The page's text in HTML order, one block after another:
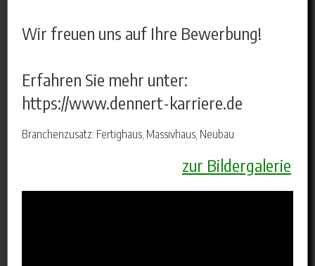
Wir freuen uns auf Ihre Bewerbung!
Erfahren Sie mehr unter:
https://www.dennert-karriere.de
Branchenzusatz: Fertighaus, Massivhaus, Neubau
zur Bildergalerie